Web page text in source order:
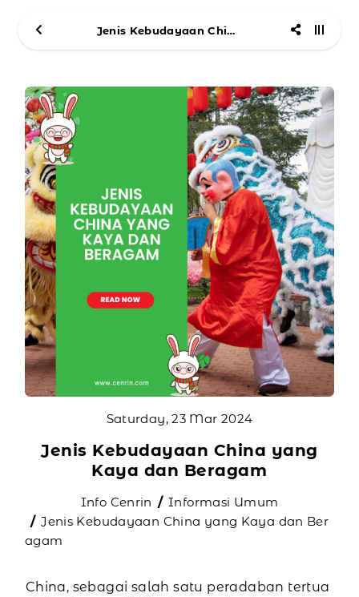
Jenis Kebudayaan China yang Kaya dan Beragam
Saturday, 23 Mar 2024
Jenis Kebudayaan China yang
Kaya dan Beragam
Info Cenrin
Informasi Umum
Jenis Kebudayaan China yang Kaya dan Ber
agam
China, sebagai salah satu peradaban tertua